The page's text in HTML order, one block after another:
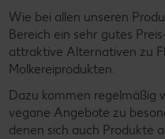
Wie bei allen unseren
Bereich ein sehr gutes
attraktive Alternativen zu
Molkereiprodukten.
Dazu kommen regelmäßig
vegane Angebote zu
denen sich auch Produkte